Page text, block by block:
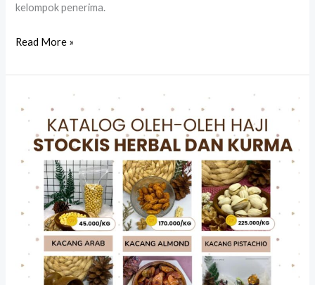
kelompok penerima.
Read More »
Oleh
Oleh
Umroh
Awet:
Rekomendasi
Produk
Lama